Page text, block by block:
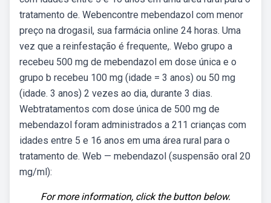
tratamento de. Webencontre mebendazol com menor
preço na drogasil, sua farmácia online 24 horas. Uma
vez que a reinfestação é frequente,. Webo grupo a
recebeu 500 mg de mebendazol em dose única e o
grupo b recebeu 100 mg (idade = 3 anos) ou 50 mg
(idade. 3 anos) 2 vezes ao dia, durante 3 dias.
Webtratamentos com dose única de 500 mg de
mebendazol foram administrados a 211 crianças com
idades entre 5 e 16 anos em uma área rural para o
tratamento de. Web — mebendazol (suspensão oral 20
mg/ml):
For more information, click the button below.